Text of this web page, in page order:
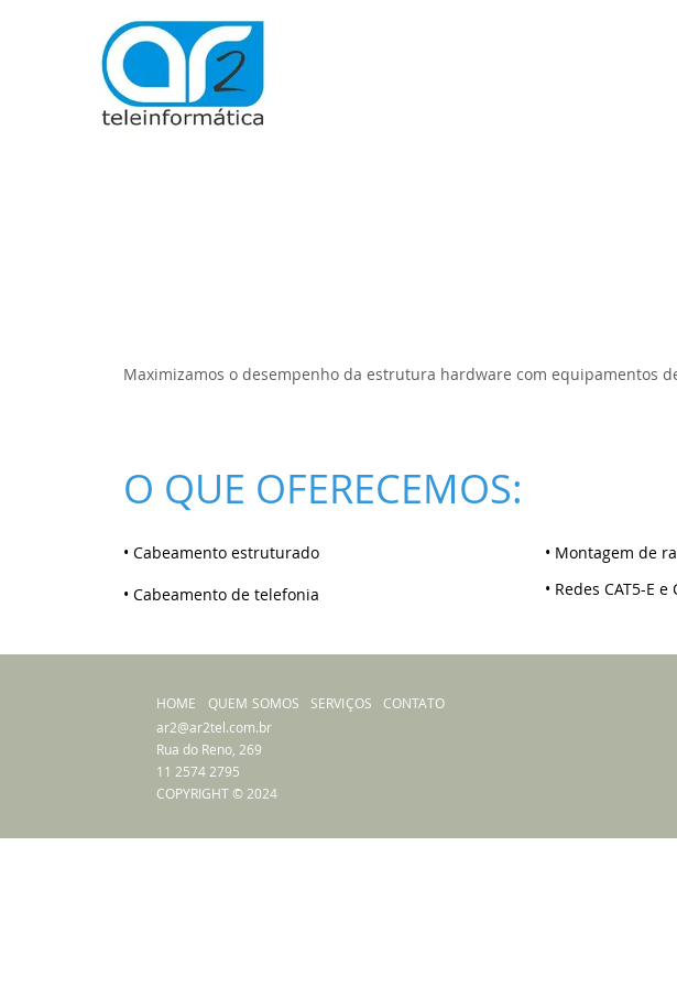
Maximizamos o desempenho da estrutura hardware com equipamentos
O QUE OFERECEMOS:
• Cabeamento estruturado
• Cabeamento de telefonia
• Montagem de
• Redes CAT5-E e
HOME QUEM SOMOS SERVIÇOS
CONTATO
ar2@ar2tel.com.br
Rua do Reno, 269
11 2574 2795
COPYRIGHT © 2024